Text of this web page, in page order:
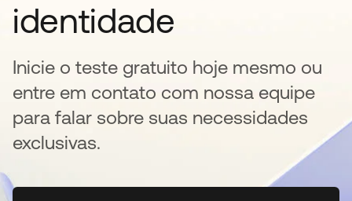
identidade
Inicie o teste gratuito hoje mesmo ou
entre em contato com nossa equipe
para falar sobre suas necessidades
exclusivas.